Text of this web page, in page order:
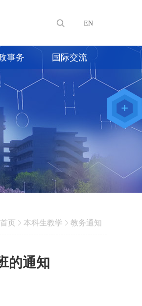
EN
事务 国际交流
首页 本科生教学 教务通知
的通知